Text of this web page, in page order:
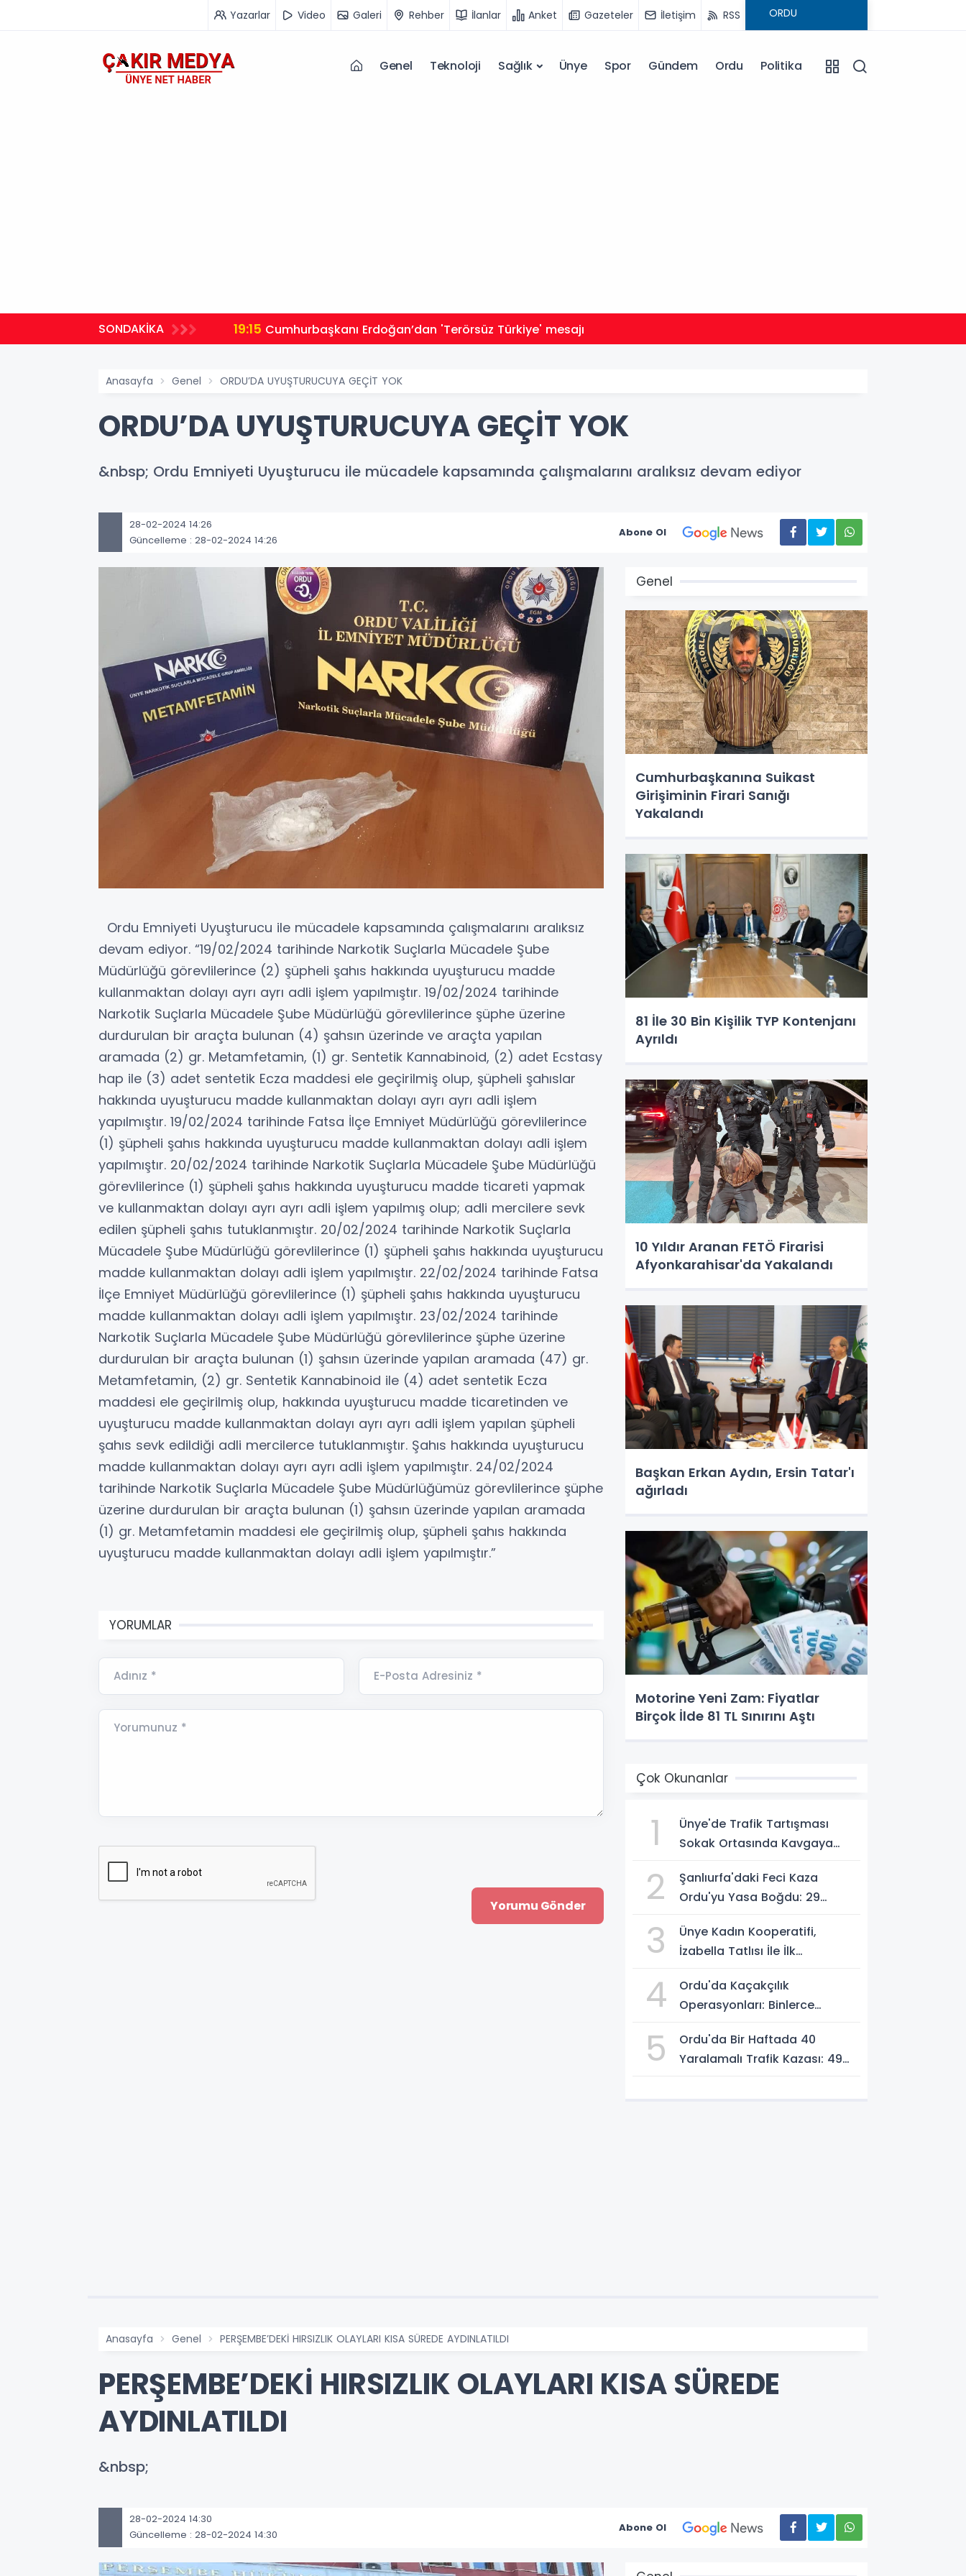
Yazarlar Video Galeri Rehber İlanlar Anket Gazeteler İletişim RSS
Genel Teknoloji Sağlık Ünye Spor Gündem Ordu Politika
SONDAKİKA 19:15 Cumhurbaşkanı Erdoğan’dan 'Terörsüz Türkiye' mesajı
Anasayfa Genel ORDU’DA UYUŞTURUCUYA GEÇİT YOK
ORDU’DA UYUŞTURUCUYA GEÇİT YOK
&nbsp; Ordu Emniyeti Uyuşturucu ile mücadele kapsamında çalışmalarını aralıksız devam ediyor
28-02-2024 14:26
Güncelleme : 28-02-2024 14:26
Abone Ol
Ordu Emniyeti Uyuşturucu ile mücadele kapsamında çalışmalarını aralıksız
devam ediyor. “19/02/2024 tarihinde Narkotik Suçlarla Mücadele Şube
Müdürlüğü görevlilerince (2) şüpheli şahıs hakkında uyuşturucu madde
kullanmaktan dolayı ayrı ayrı adli işlem yapılmıştır. 19/02/2024 tarihinde
Narkotik Suçlarla Mücadele Şube Müdürlüğü görevlilerince şüphe üzerine
durdurulan bir araçta bulunan (4) şahsın üzerinde ve araçta yapılan
aramada (2) gr. Metamfetamin, (1) gr. Sentetik Kannabinoid, (2) adet Ecstasy
hap ile (3) adet sentetik Ecza maddesi ele geçirilmiş olup, şüpheli şahıslar
hakkında uyuşturucu madde kullanmaktan dolayı ayrı ayrı adli işlem
yapılmıştır. 19/02/2024 tarihinde Fatsa İlçe Emniyet Müdürlüğü görevlilerince
(1) şüpheli şahıs hakkında uyuşturucu madde kullanmaktan dolayı adli işlem
yapılmıştır. 20/02/2024 tarihinde Narkotik Suçlarla Mücadele Şube Müdürlüğü
görevlilerince (1) şüpheli şahıs hakkında uyuşturucu madde ticareti yapmak
ve kullanmaktan dolayı ayrı ayrı adli işlem yapılmış olup; adli mercilere sevk
edilen şüpheli şahıs tutuklanmıştır. 20/02/2024 tarihinde Narkotik Suçlarla
Mücadele Şube Müdürlüğü görevlilerince (1) şüpheli şahıs hakkında uyuşturucu
madde kullanmaktan dolayı adli işlem yapılmıştır. 22/02/2024 tarihinde Fatsa
İlçe Emniyet Müdürlüğü görevlilerince (1) şüpheli şahıs hakkında uyuşturucu
madde kullanmaktan dolayı adli işlem yapılmıştır. 23/02/2024 tarihinde
Narkotik Suçlarla Mücadele Şube Müdürlüğü görevlilerince şüphe üzerine
durdurulan bir araçta bulunan (1) şahsın üzerinde yapılan aramada (47) gr.
Metamfetamin, (2) gr. Sentetik Kannabinoid ile (4) adet sentetik Ecza
maddesi ele geçirilmiş olup, hakkında uyuşturucu madde ticaretinden ve
uyuşturucu madde kullanmaktan dolayı ayrı ayrı adli işlem yapılan şüpheli
şahıs sevk edildiği adli mercilerce tutuklanmıştır. Şahıs hakkında uyuşturucu
madde kullanmaktan dolayı ayrı ayrı adli işlem yapılmıştır. 24/02/2024
tarihinde Narkotik Suçlarla Mücadele Şube Müdürlüğümüz görevlilerince şüphe
üzerine durdurulan bir araçta bulunan (1) şahsın üzerinde yapılan aramada
(1) gr. Metamfetamin maddesi ele geçirilmiş olup, şüpheli şahıs hakkında
uyuşturucu madde kullanmaktan dolayı adli işlem yapılmıştır.”
YORUMLAR
Adınız * E-Posta Adresiniz *
Yorumunuz *
Genel
Cumhurbaşkanına Suikast
Girişiminin Firari Sanığı
Yakalandı
81 İle 30 Bin Kişilik TYP Kontenjanı
Ayrıldı
10 Yıldır Aranan FETÖ Firarisi
Afyonkarahisar'da Yakalandı
Başkan Erkan Aydın, Ersin Tatar'ı
ağırladı
Motorine Yeni Zam: Fiyatlar
Birçok İlde 81 TL Sınırını Aştı
Çok Okunanlar
1
Ünye'de Trafik Tartışması
Sokak Ortasında Kavgaya
2
Şanlıurfa'daki Feci Kaza
Ordu'yu Yasa Boğdu: 29
Yaşamını Yitirdi
3
Ünye Kadın Kooperatifi,
İzabella Tatlısı İle İlk
Oldu!
4
Ordu'da Kaçakçılık
Operasyonları: Binlerce
Ele Geçirildi
5
Ordu'da Bir Haftada 40
Yaralamalı Trafik Kazası: 49
Anasayfa Genel PERŞEMBE’DEKİ HIRSIZLIK OLAYLARI KISA SÜREDE AYDINLATILDI
PERŞEMBE’DEKİ HIRSIZLIK OLAYLARI KISA SÜREDE
AYDINLATILDI
&nbsp;
28-02-2024 14:30
Güncelleme : 28-02-2024 14:30
Abone Ol